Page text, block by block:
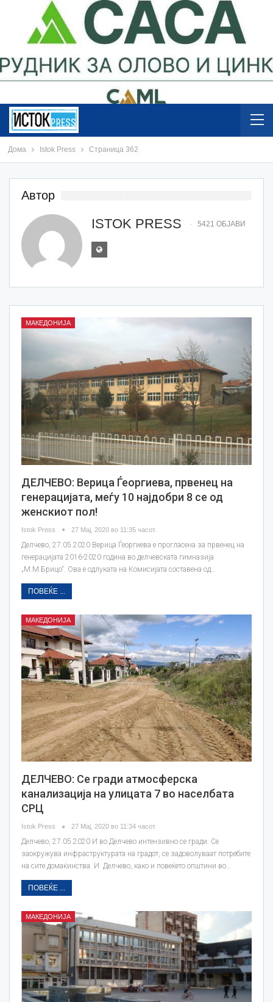
Дома Istok Press Страница 362
Автор
ISTOK PRESS 5421 ОБЈАВИ
МАКЕДОНИЈА
ДЕЛЧЕВО: Верица Ѓеоргиева, првенец на
генерацијата, меѓу 10 најдобри 8 се од
женскиот пол!
Istok Press 27 Мај, 2020 во 11:35 часот.
Делчево, 27.05.2020 Верица Ѓеоргиева е прогласена за првенец на
генерацијата 2016-2020 година во делчевската гимназија
„М.М.Брицо“. Ова е одлуката на Комисијата составена од…
ПОВЕЌЕ ...
МАКЕДОНИЈА
ДЕЛЧЕВО: Се гради атмосферска
канализација на улицата 7 во населбата
СРЦ
Istok Press 27 Мај, 2020 во 11:34 часот.
Делчево, 27.05.2020 И во Делчево интензивно се гради. Се
заокружува инфраструктурата на градот, се задоволуваат потребите
на сите домаќинства. И Делчево, како и повеќето општини во…
ПОВЕЌЕ ...
МАКЕДОНИЈА